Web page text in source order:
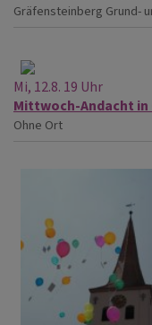
Gräfensteinberg Grund-
Mi, 12.8. 19 Uhr
Mittwoch-Andacht in
Ohne Ort